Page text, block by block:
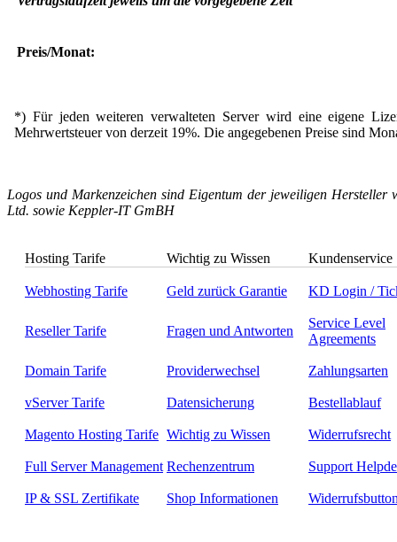
Preis/Monat:
*) Für jeden weiteren verwalteten Server wird eine eigene
Mehrwertsteuer von derzeit 19%. Die angegebenen Preise sind
Logos und Markenzeichen sind Eigentum der jeweiligen
Ltd. sowie Keppler-IT GmBH
Hosting Tarife Wichtig zu Wissen Kundenservice
Webhosting Tarife Geld zurück Garantie KD Login /
Reseller Tarife Fragen und Antworten
Service Level
Agreements
Domain Tarife Providerwechsel Zahlungsarten
vServer Tarife Datensicherung Bestellablauf
Magento Hosting Tarife Wichtig zu Wissen Widerrufsrecht
Full Server Management Rechenzentrum Support
IP & SSL Zertifikate Shop Informationen